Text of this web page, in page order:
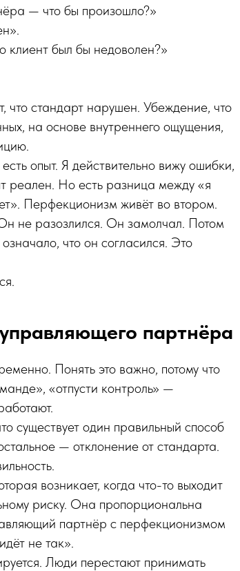
— что бы произошло?»
клиент был бы недоволен?»
что стандарт нарушен. Убеждение, что
на основе внутреннего ощущения,
опыт. Я действительно вижу ошибки,
реален. Но есть разница между «я
Перфекционизм живёт во втором.
не разозлился. Он замолчал. Потом
что он согласился. Это
партнёра
Понять это важно, потому что
«отпусти контроль» —
существует один правильный способ
— отклонение от стандарта.
возникает, когда что-то выходит
риску. Она пропорциональна
партнёр с перфекционизмом
не так».
Люди перестают принимать